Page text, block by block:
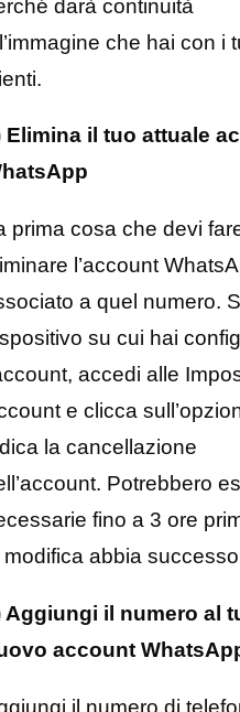
che sia esattamente
contattando il tuo
stesso su Facebook
Manager.
Oltre al nome,
fornirà un certificato
consentirà di
essenziale per il
dell’API.
2) Scegli il numero